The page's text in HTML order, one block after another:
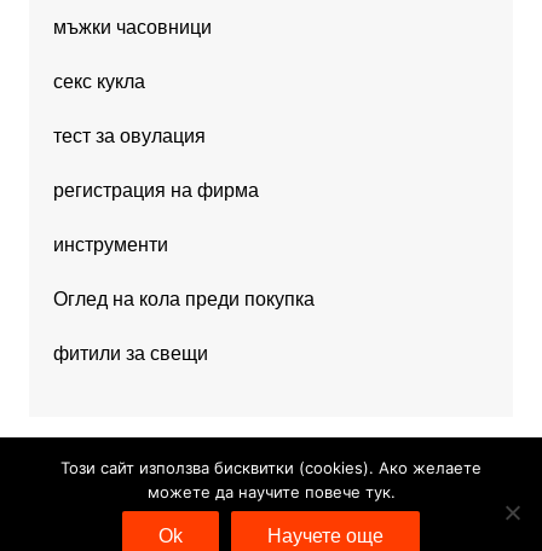
мъжки часовници
секс кукла
тест за овулация
регистрация на фирма
инструменти
Оглед на кола преди покупка
фитили за свещи
Copyright © 2026 Hobby News. All rights reserved.
Този сайт използва бисквитки (cookies). Ако желаете
можете да научите повече тук.
Ok Научете още